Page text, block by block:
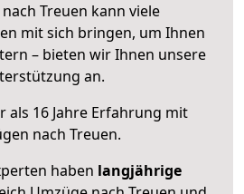
nach Treuen kann viele
mit sich bringen, um Ihnen
– bieten wir Ihnen unsere
an.
als 16 Jahre Erfahrung mit
nach Treuen.
haben langjährige